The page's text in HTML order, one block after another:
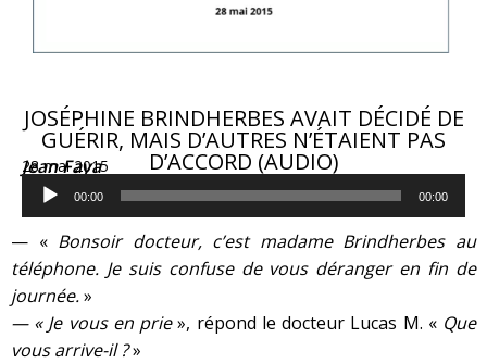
JOSÉPHINE BRINDHERBES AVAIT DÉCIDÉ DE
GUÉRIR, MAIS D’AUTRES N’ÉTAIENT PAS
D’ACCORD (AUDIO)
Jean Faya
28 mai 2015
Lecteur
audio 00:00 00:00
— « Bonsoir docteur, c’est madame Brindherbes au
téléphone. Je suis confuse de vous déranger en fin de
journée.»
— « Je vous en prie», répond le docteur Lucas M. « Que
vous arrive-il ?»